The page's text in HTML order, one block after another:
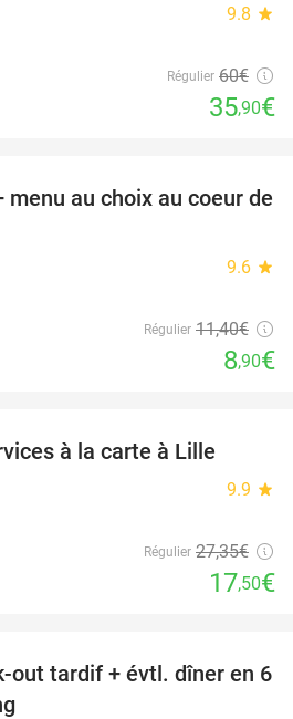
9.8 star
Régulier 60€
35,90€
22%
au choix au coeur de
9.6 star
Régulier 11,40€
8,90€
à la carte à Lille
9.9 star
Régulier 27,35€
17,50€
32%
out tardif + évtl. dîner en 6